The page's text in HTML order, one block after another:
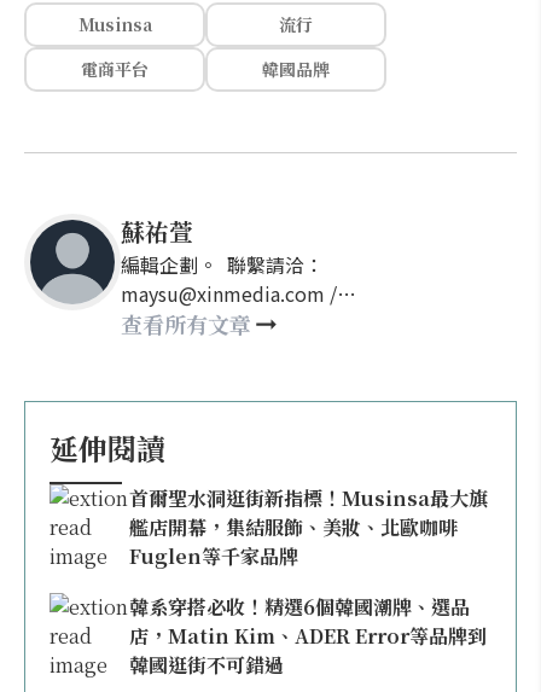
Musinsa
流行
電商平台
韓國品牌
蘇祐萱
編輯企劃。 聯繫請洽：
maysu@xinmedia.com /
may860527@gmail.com
查看所有文章
延伸閱讀
首爾聖水洞逛街新指標！Musinsa最大旗
艦店開幕，集結服飾、美妝、北歐咖啡
Fuglen等千家品牌
韓系穿搭必收！精選6個韓國潮牌、選品
店，Matin Kim、ADER Error等品牌到
韓國逛街不可錯過